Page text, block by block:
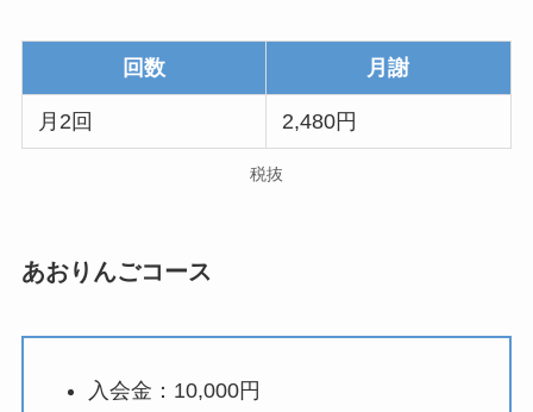
回数 月謝
月2回 2,480円
税抜
あおりんごコース
入会金：10,000円